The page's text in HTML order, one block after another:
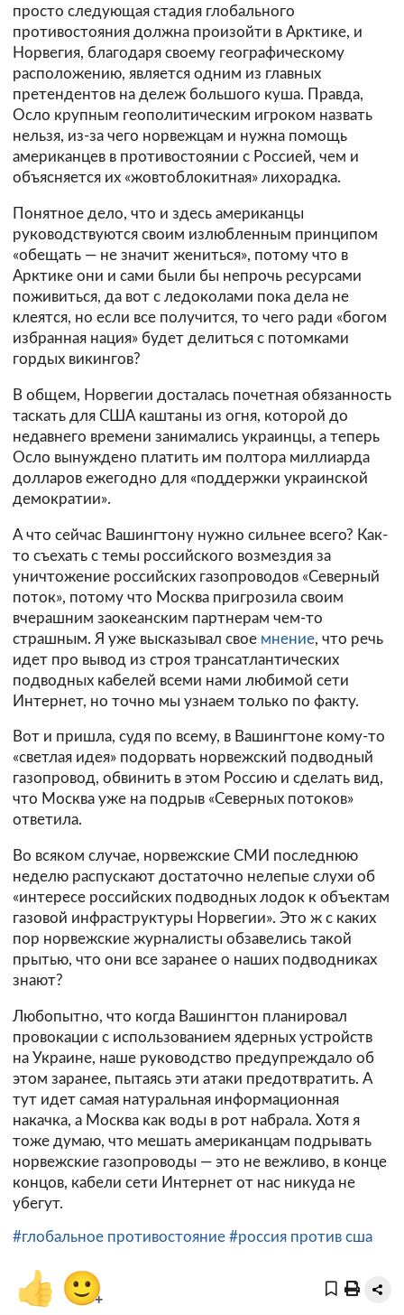
просто следующая стадия глобального
противостояния должна произойти в Арктике, и
Норвегия, благодаря своему географическому
расположению, является одним из главных
претендентов на дележ большого куша. Правда,
Осло крупным геополитическим игроком назвать
нельзя, из-за чего норвежцам и нужна помощь
американцев в противостоянии с Россией, чем и
объясняется их «жовтоблокитная» лихорадка.
Понятное дело, что и здесь американцы
руководствуются своим излюбленным принципом
«обещать — не значит жениться», потому что в
Арктике они и сами были бы непрочь ресурсами
поживиться, да вот с ледоколами пока дела не
клеятся, но если все получится, то чего ради «богом
избранная нация» будет делиться с потомками
гордых викингов?
В общем, Норвегии досталась почетная обязанность
таскать для США каштаны из огня, которой до
недавнего времени занимались украинцы, а теперь
Осло вынуждено платить им полтора миллиарда
долларов ежегодно для «поддержки украинской
демократии».
А что сейчас Вашингтону нужно сильнее всего? Как-
то съехать с темы российского возмездия за
уничтожение российских газопроводов «Северный
поток», потому что Москва пригрозила своим
вчерашним заокеанским партнерам чем-то
страшным. Я уже высказывал свое мнение, что речь
идет про вывод из строя трансатлантических
подводных кабелей всеми нами любимой сети
Интернет, но точно мы узнаем только по факту.
Вот и пришла, судя по всему, в Вашингтоне кому-то
«светлая идея» подорвать норвежский подводный
газопровод, обвинить в этом Россию и сделать вид,
что Москва уже на подрыв «Северных потоков»
ответила.
Во всяком случае, норвежские СМИ последнюю
неделю распускают достаточно нелепые слухи об
«интересе российских подводных лодок к объектам
газовой инфраструктуры Норвегии». Это ж с каких
пор норвежские журналисты обзавелись такой
прытью, что они все заранее о наших подводниках
знают?
Любопытно, что когда Вашингтон планировал
провокации с использованием ядерных устройств
на Украине, наше руководство предупреждало об
этом заранее, пытаясь эти атаки предотвратить. А
тут идет самая натуральная информационная
накачка, а Москва как воды в рот набрала. Хотя я
тоже думаю, что мешать американцам подрывать
норвежские газопроводы — это не вежливо, в конце
концов, кабели сети Интернет от нас никуда не
убегут.
#глобальное противостояние #россия против сша
👍 🙂+